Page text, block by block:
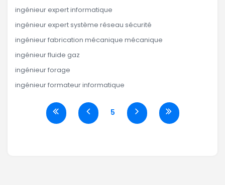
ingénieur expert informatique
ingénieur expert système réseau sécurité
ingénieur fabrication mécanique mécanique
ingénieur fluide gaz
ingénieur forage
ingénieur formateur informatique
5